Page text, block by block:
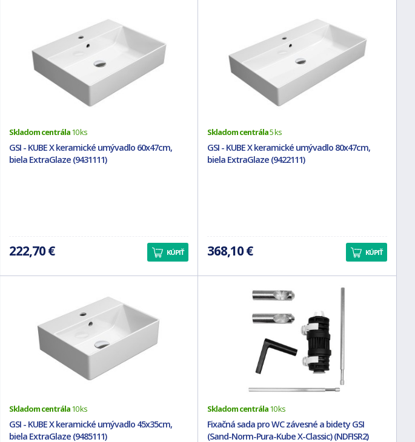
Skladom centrála10 ks
GSI - KUBE X keramické umývadlo 60x47cm,
biela ExtraGlaze (9431111)
222,70 € KÚPIŤ
Skladom centrála5 ks
GSI - KUBE X keramické umývadlo 80x47cm,
biela ExtraGlaze (9422111)
368,10 € KÚPIŤ
Skladom centrála10 ks
GSI - KUBE X keramické umývadlo 45x35cm,
biela ExtraGlaze (9485111)
Skladom centrála10 ks
Fixačná sada pro WC závesné a bidety GSI
(Sand-Norm-Pura-Kube X-Classic) (NDFISR2)